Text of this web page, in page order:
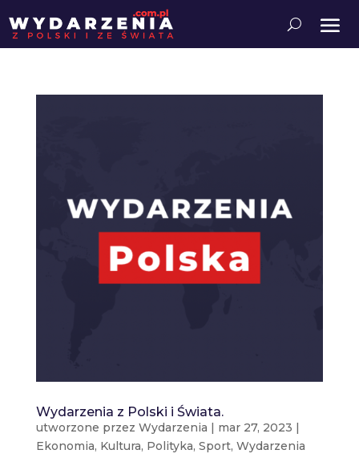
Wydarzenia z Polski i Świata.
utworzone przez Wydarzenia mar 27, 2023
Ekonomia, Kultura, Polityka, Sport, Wydarzenia